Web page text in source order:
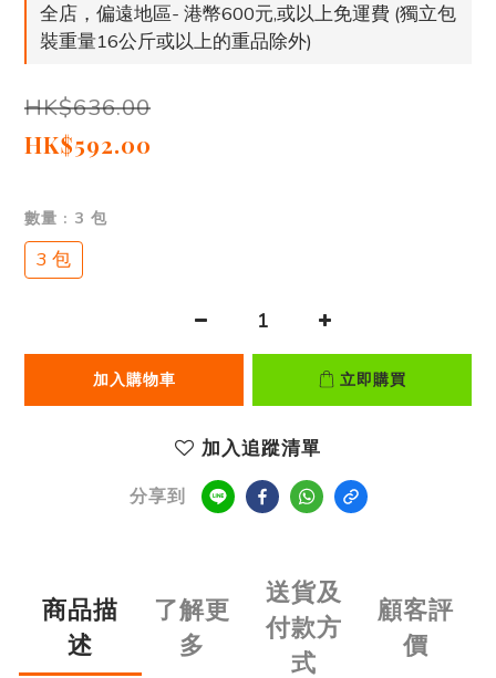
全店，偏遠地區- 港幣600元,或以上免運費 (獨立包
裝重量16公斤或以上的重品除外)
HK$636.00
HK$592.00
數量 : 3 包
3 包
加入購物車 立即購買
加入追蹤清單
分享到
商品描
述
了解更
多
送貨及
付款方
式
顧客評
價